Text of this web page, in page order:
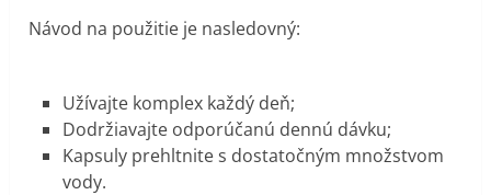
Návod na použitie je nasledovný:
Užívajte komplex každý deň;
Dodržiavajte odporúčanú dennú dávku;
Kapsuly prehltnite s dostatočným množstvom
vody.